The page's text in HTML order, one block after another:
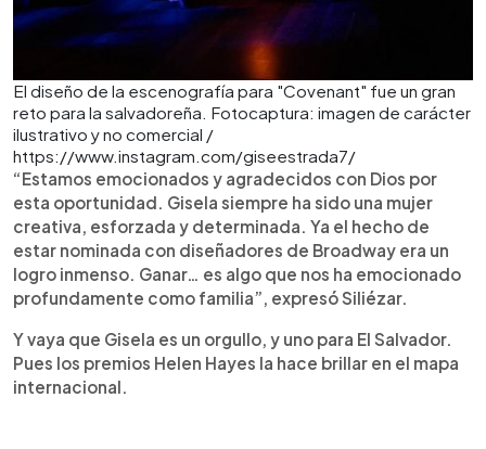
El diseño de la escenografía para "Covenant" fue un gran
reto para la salvadoreña. Fotocaptura: imagen de carácter
ilustrativo y no comercial /
https://www.instagram.com/giseestrada7/
“Estamos emocionados y agradecidos con Dios por
esta oportunidad. Gisela siempre ha sido una mujer
creativa, esforzada y determinada. Ya el hecho de
estar nominada con diseñadores de Broadway era un
logro inmenso. Ganar… es algo que nos ha emocionado
profundamente como familia”, expresó Siliézar.
Y vaya que Gisela es un orgullo, y uno para El Salvador.
Pues los premios Helen Hayes la hace brillar en el mapa
internacional.